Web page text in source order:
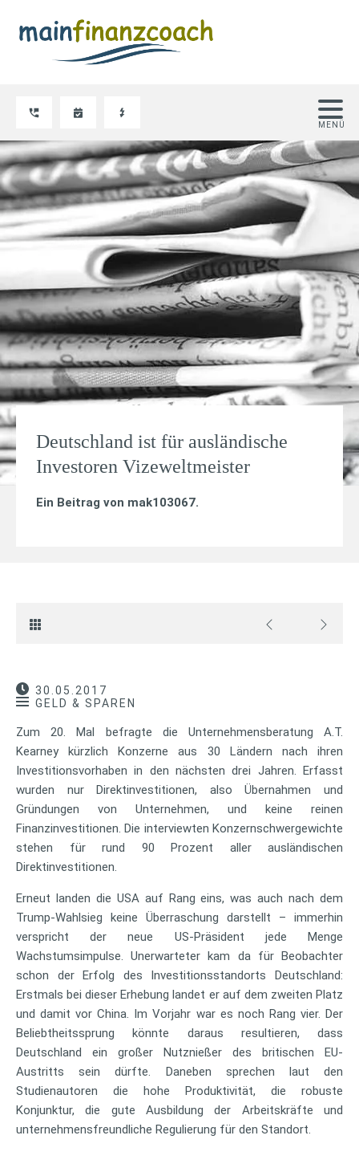
Deutschland ist für ausländische
Investoren Vizeweltmeister
Ein Beitrag von mak103067.
30.05.2017
GELD & SPAREN
Zum 20. Mal befragte die Unternehmensberatung A.T.
Kearney kürzlich Konzerne aus 30 Ländern nach ihren
Investitionsvorhaben in den nächsten drei Jahren. Erfasst
wurden nur Direktinvestitionen, also Übernahmen und
Gründungen von Unternehmen, und keine reinen
Finanzinvestitionen. Die interviewten Konzernschwergewichte
stehen für rund 90 Prozent aller ausländischen
Direktinvestitionen.
Erneut landen die USA auf Rang eins, was auch nach dem
Trump-Wahlsieg keine Überraschung darstellt – immerhin
verspricht der neue US-Präsident jede Menge
Wachstumsimpulse. Unerwarteter kam da für Beobachter
schon der Erfolg des Investitionsstandorts Deutschland:
Erstmals bei dieser Erhebung landet er auf dem zweiten Platz
und damit vor China. Im Vorjahr war es noch Rang vier. Der
Beliebtheitssprung könnte daraus resultieren, dass
Deutschland ein großer Nutznießer des britischen EU-
Austritts sein dürfte. Daneben sprechen laut den
Studienautoren die hohe Produktivität, die robuste
Konjunktur, die gute Ausbildung der Arbeitskräfte und
unternehmensfreundliche Regulierung für den Standort.